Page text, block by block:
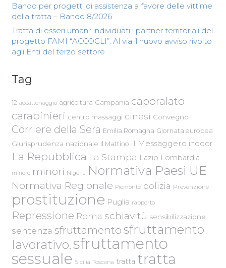
Bando per progetti di assistenza a favore delle vittime
della tratta – Bando 8/2026
Tratta di esseri umani: individuati i partner territoriali del
progetto FAMI “ACCOGLI”. Al via il nuovo avviso rivolto
agli Enti del terzo settore
Tag
12 accattonaggio agricoltura Campania caporalato
carabinieri centro massaggi cinesi Convegno
Corriere della Sera Emilia Romagna Giornata europea
Giurisprudenza nazionale Il Mattino Il Messaggero indoor
La Repubblica La Stampa Lazio Lombardia
minore minori Nigeria Normativa Paesi UE
Normativa Regionale Piemonte polizia Prevenzione
prostituzione Puglia rapporto
Repressione Roma schiavitù sensibilizzazione
sentenza sfruttamento sfruttamento
lavorativo.sfruttamento
sessuale Sicilia Toscana tratta tratta